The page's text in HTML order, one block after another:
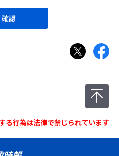
確認
る行為は法律で禁じられています